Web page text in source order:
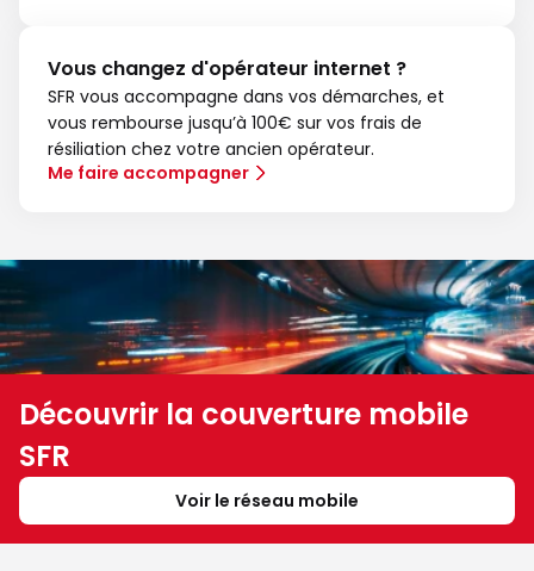
Vous changez d'opérateur internet ?
SFR vous accompagne dans vos démarches, et
vous rembourse jusqu’à 100€ sur vos frais de
résiliation chez votre ancien opérateur.
Me faire accompagner
Découvrir la couverture mobile
SFR
Voir le réseau mobile